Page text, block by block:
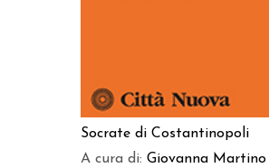
Socrate di Costantinopoli
A cura di: Giovanna Martino